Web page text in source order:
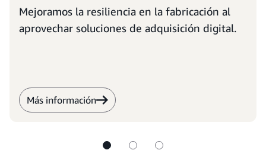
Mejoramos la resiliencia en la fabricación al
aprovechar soluciones de adquisición digital.
Más información